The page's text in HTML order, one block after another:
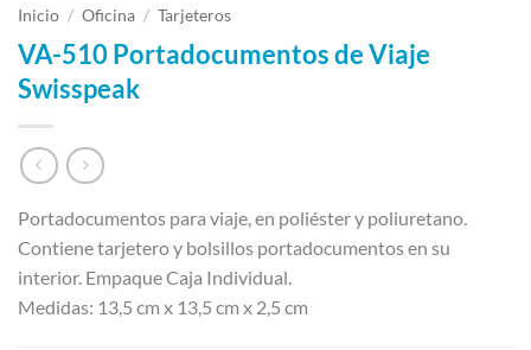
Inicio / Oficina / Tarjeteros
VA-510 Portadocumentos de Viaje
Swisspeak
Portadocumentos para viaje, en poliéster y poliuretano.
Contiene tarjetero y bolsillos portadocumentos en su
interior. Empaque Caja Individual.
Medidas: 13,5 cm x 13,5 cm x 2,5 cm